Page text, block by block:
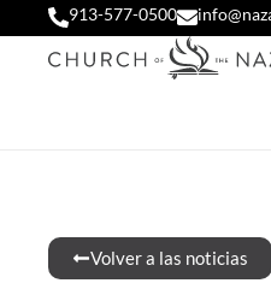
913-577-0500
Volver a las noticias